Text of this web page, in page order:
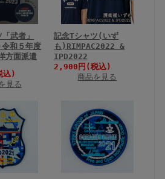
武者」
和５年度
方面派遣
込)
見る
記念Tシャツ(いず
も)RIMPAC2022 &
IPD2022
2,900円(税込)
商品を見る